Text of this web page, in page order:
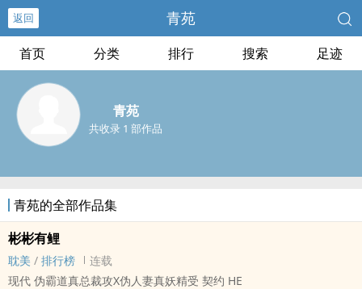
返回 青苑
首页 分类 排行 搜索 足迹
青苑
共收录 1 部作品
青苑的全部作品集
彬彬有鲤
耽美 / 排行榜
连载
现代 伪霸道真总裁攻X伪‎‌­人‎​妻­‌‌真妖精受 契约 HE